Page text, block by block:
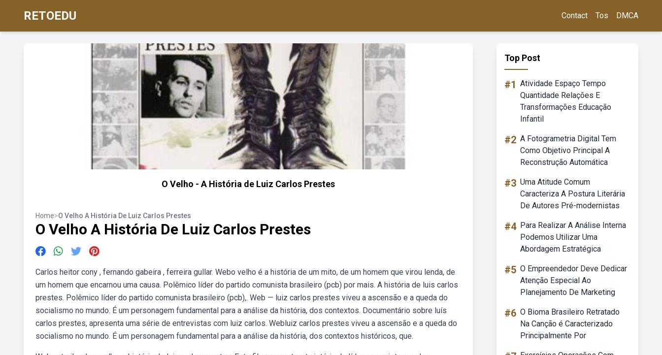
RETOEDU Contact Tos DMCA
O Velho - A História de Luiz Carlos Prestes
Home>O Velho A História De Luiz Carlos Prestes
O Velho A História De Luiz Carlos Prestes
Carlos heitor cony , fernando gabeira , ferreira gullar. Webo velho é a história de um mito, de um homem que virou lenda, de
um homem que encarnou uma causa. Polêmico líder do partido comunista brasileiro (pcb) por mais. A história de luis carlos
prestes. Polêmico líder do partido comunista brasileiro (pcb),. Web — luiz carlos prestes viveu a ascensão e a queda do
socialismo no mundo. É um personagem fundamental para a análise da história, dos contextos. Documentário sobre luís
carlos prestes, apresenta uma série de entrevistas com luiz carlos. Webluiz carlos prestes viveu a ascensão e a queda do
socialismo no mundo. É um personagem fundamental para a análise da história, dos contextos históricos, que.
Top Post
#1 Atividade Espaço Tempo
Quantidade Relações E
Transformações Educação
Infantil
#2 A Fotogrametria Digital Tem
Como Objetivo Principal A
Reconstrução Automática
#3 Uma Atitude Comum
Caracteriza A Postura Literária
De Autores Pré-modernistas
#4 Para Realizar A Análise Interna
Podemos Utilizar Uma
Abordagem Estratégica
#5 O Empreendedor Deve Dedicar
Atenção Especial Ao
Planejamento De Marketing
#6 O Bioma Brasileiro Retratado
Na Canção é Caracterizado
Principalmente Por